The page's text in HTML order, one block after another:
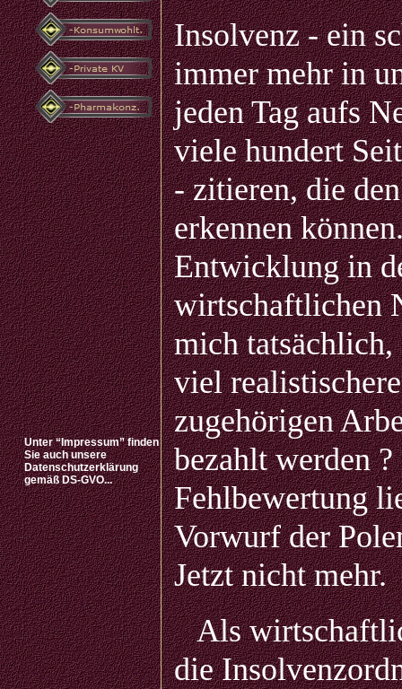
Unter “Impressum” finden
Sie auch unsere
Datenschutzerklärung
gemäß DS-GVO...
Insolvenz - ein
immer mehr in
jeden Tag aufs
viele hundert
- zitieren, die
erkennen
Entwicklung in
wirtschaftlichen
mich
viel
zugehörigen
bezahlt werden
Fehlbewertung
Vorwurf der
Jetzt nicht mehr.
Als
die